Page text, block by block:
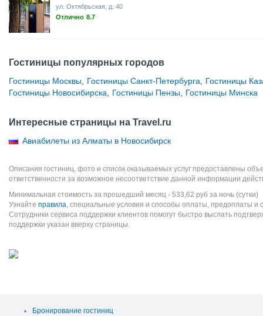
ул. Октябрьская, д. 40
Отлично 8.7
Гостиницы популярных городов
Гостиницы Москвы Гостиницы Санкт-Петербурга
Гостиницы
Гостиницы Новосибирска
Гостиницы Пензы Гостиницы Минска
Интересные страницы на Travel.ru
Авиабилеты из Алматы в Новосибирск
Описания гостиниц, фото и список оказываемых услуг предоставлены
ответственности за возможное несоответствие данной информации
Минимальная стоимость за прошедший месяц - 533,62 руб за ночь (сутки)
Узнайте правила, специальные условия и способы оплаты, предоплаты и
Сотрудники сервиса поддержки клиентов помогут быстро выслать
поддержки указан вверху страницы.
Бронирование гостиниц